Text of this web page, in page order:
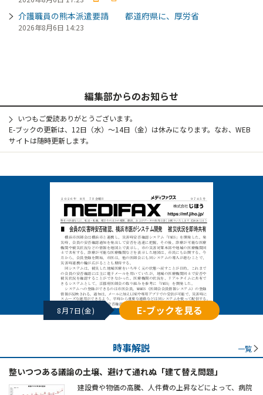
介護職員の熊本派遣要請 都道府県に、厚労省
2026年8月6日 14:23
編集部からのお知らせ
いつもご愛読ありがとうございます。
E-ブックの更新は、12日（水）～14日（金）は休みになります。なお、WEB
サイトは随時更新します。
8月7日(金) E-ブックを見る
時事解説 一覧
整いつつある議論の土壌、避けて通れぬ「建て替え問題」
建設費や物価の高騰、人件費の上昇などによって、病院